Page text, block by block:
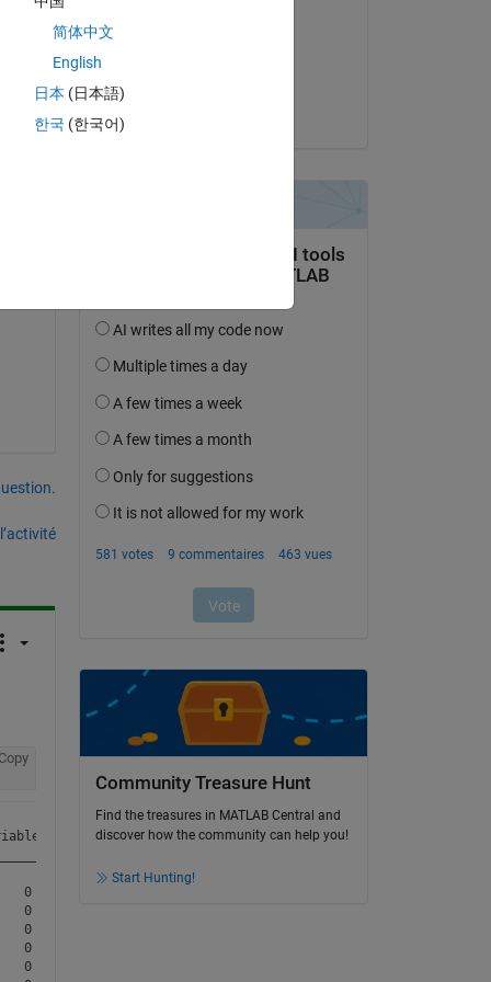
Copy
Variable9    Variable10    Variable11    Variable12
0        1255         67.705         31.71        20.106
0        1196         66.822         31.71        19.139
0        1088         66.263        25.384        18.124
0        1125         65.468        25.384        17.051
0        1149         64.822        20.722        16.309
le 8 Fév 2025
Acceptée :
Community Treasure Hunt
Find the treasures in MATLAB Central and
discover how the community can help you!
Start Hunting!
简体中文
English
日本 (日本語)
한국 (한국어)